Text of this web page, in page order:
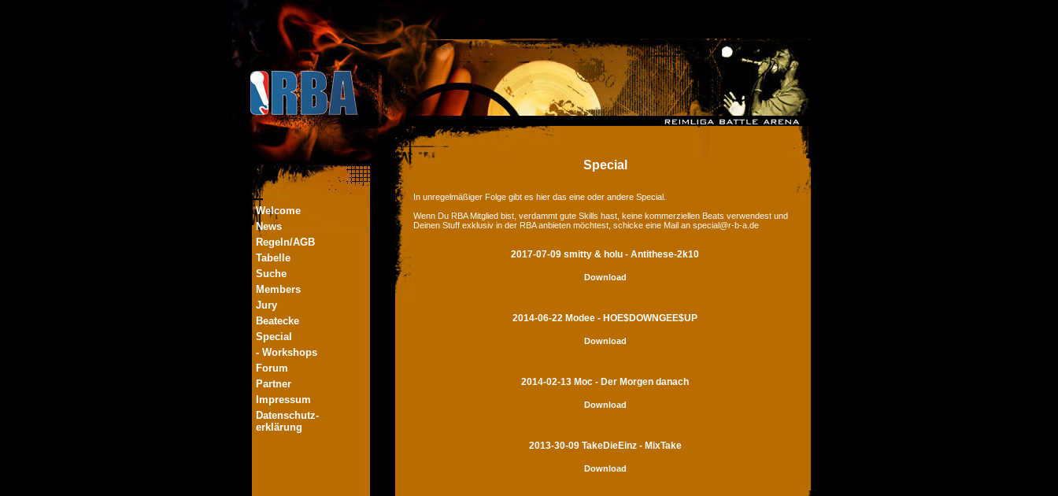
Welcome
News
Regeln/AGB
Tabelle
Suche
Members
Jury
Beatecke
Special
- Workshops
Forum
Partner
Impressum
Datenschutz-
erklärung
Special
In unregelmäßiger Folge gibt es hier das eine oder andere Special.
Wenn Du RBA Mitglied bist, verdammt gute Skills hast, keine kommerziellen Beats verwendest und
Deinen Stuff exklusiv in der RBA anbieten möchtest, schicke eine Mail an special@r-b-a.de
2017-07-09 smitty & holu - Antithese-2k10
Download
2014-06-22 Modee - HOE$DOWNGEE$UP
Download
2014-02-13 Moc - Der Morgen danach
Download
2013-30-09 TakeDieEinz - MixTake
Download